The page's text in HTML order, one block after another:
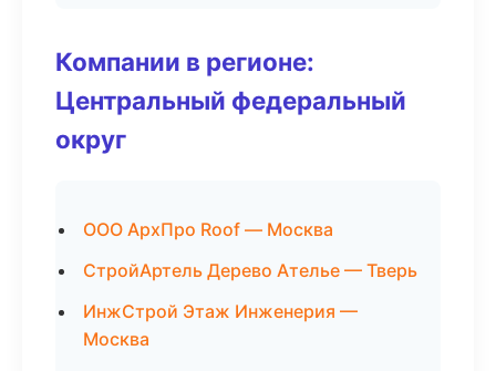
Компании в регионе:
Центральный федеральный
округ
ООО АрхПро Roof — Москва
СтройАртель Дерево Ателье — Тверь
ИнжСтрой Этаж Инженерия —
Москва